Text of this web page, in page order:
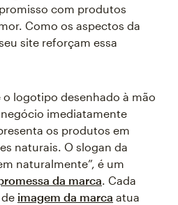
com produtos
Como os aspectos da
site reforçam essa
logotipo desenhado à mão
imediatamente
os produtos em
naturais. O slogan da
naturalmente”, é um
da marca. Cada
imagem da marca atua